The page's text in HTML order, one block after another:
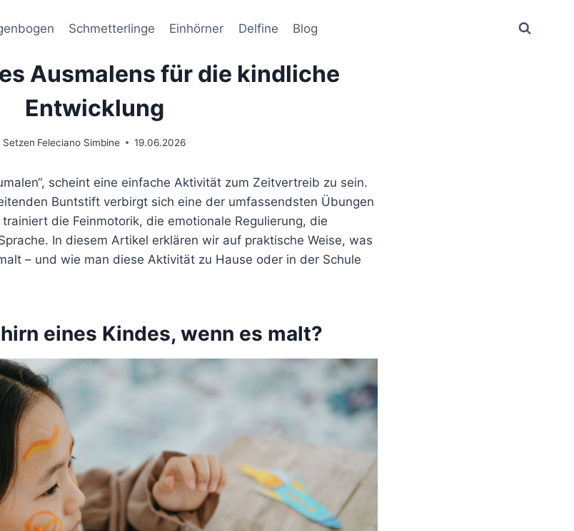
Schmetterlinge Einhörner Delfine Blog
Ausmalens für die kindliche
Entwicklung
Setzen Feleciano Simbine 19.06.2026
scheint eine einfache Aktivität zum Zeitvertreib zu sein.
Buntstift verbirgt sich eine der umfassendsten Übungen
die Feinmotorik, die emotionale Regulierung, die
In diesem Artikel erklären wir auf praktische Weise, was
– und wie man diese Aktivität zu Hause oder in der Schule
eines Kindes, wenn es malt?